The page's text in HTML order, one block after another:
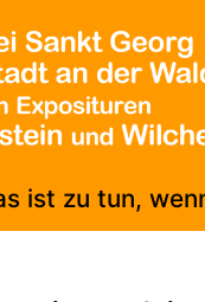
ist zu tun,